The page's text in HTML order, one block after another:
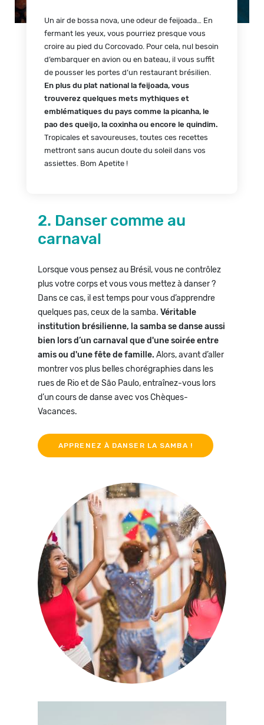
Un air de bossa nova, une odeur de feijoada… En
fermant les yeux, vous pourriez presque vous
croire au pied du Corcovado. Pour cela, nul besoin
d’embarquer en avion ou en bateau, il vous suffit
de pousser les portes d’un restaurant brésilien.
En plus du plat national la feijoada, vous
trouverez quelques mets mythiques et
emblématiques du pays comme la picanha, le
pao des queijo, la coxinha ou encore le quindim.
Tropicales et savoureuses, toutes ces recettes
mettront sans aucun doute du soleil dans vos
assiettes. Bom Apetite !
2. Danser comme au
carnaval
Lorsque vous pensez au Brésil, vous ne contrôlez
plus votre corps et vous vous mettez à danser ?
Dans ce cas, il est temps pour vous d’apprendre
quelques pas, ceux de la samba. Véritable
institution brésilienne, la samba se danse aussi
bien lors d’un carnaval que d'une soirée entre
amis ou d'une fête de famille. Alors, avant d’aller
montrer vos plus belles chorégraphies dans les
rues de Rio et de São Paulo, entraînez-vous lors
d’un cours de danse avec vos Chèques-
Vacances.
APPRENEZ À DANSER LA SAMBA !